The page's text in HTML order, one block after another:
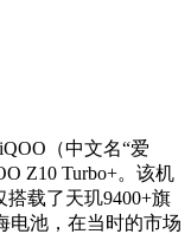
（中文名“爱
Z10 Turbo+。该机
搭载了天玑9400+旗
电池，在当时的市场